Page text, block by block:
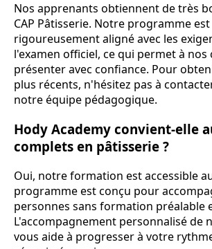
Nos apprenants obtiennent de très
CAP Pâtisserie. Notre programme est
rigoureusement aligné avec les
l'examen officiel, ce qui permet à nos
présenter avec confiance. Pour
plus récents, n'hésitez pas à
notre équipe pédagogique.
Hody Academy convient-elle
complets en pâtisserie ?
Oui, notre formation est accessible
programme est conçu pour
personnes sans formation préalable
L'accompagnement personnalisé de
vous aide à progresser à votre